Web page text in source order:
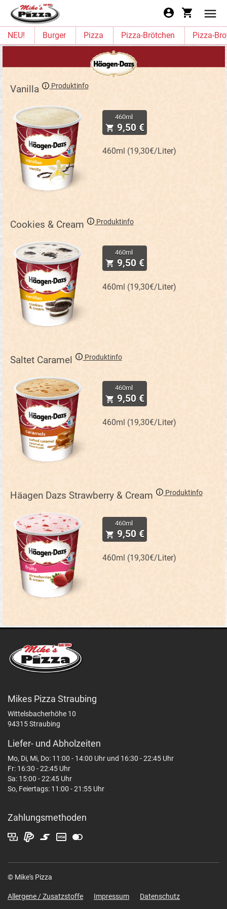
NEU! Burger Pizza Pizza-Brötchen Pizza-
Vanilla Produktinfo
460ml
9,50 €
460ml (19,30€/Liter)
Cookies & Cream Produktinfo
460ml
9,50 €
460ml (19,30€/Liter)
Saltet Caramel Produktinfo
460ml
9,50 €
460ml (19,30€/Liter)
Häagen Dazs Strawberry & Cream Produktinfo
460ml
9,50 €
460ml (19,30€/Liter)
Mikes Pizza Straubing
Wittelsbacherhöhe 10
94315 Straubing
Liefer- und Abholzeiten
Mo, Di, Mi, Do: 11:00 - 14:00 Uhr und 16:30 - 22:45 Uhr
Fr: 16:30 - 22:45 Uhr
Sa: 15:00 - 22:45 Uhr
So, Feiertags: 11:00 - 21:55 Uhr
Zahlungsmethoden
© Mike's Pizza
Allergene / Zusatzstoffe Impressum Datenschutz